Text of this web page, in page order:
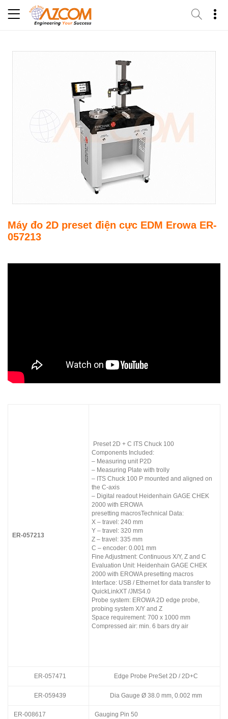
Máy đo 2D preset điện cực EDM Erowa ER-
057213
ER-057213
Preset 2D + C ITS Chuck 100
Components Included:
– Measuring unit P2D
– Measuring Plate with trolly
– ITS Chuck 100 P mounted and aligned on
the C-axis
– Digital readout Heidenhain GAGE CHEK
2000 with EROWA
presetting macrosTechnical Data:
X – travel: 240 mm
Y – travel: 320 mm
Z – travel: 335 mm
C – encoder: 0.001 mm
Fine Adjustment: Continuous X/Y, Z and C
Evaluation Unit: Heidenhain GAGE CHEK
2000 with EROWA presetting macros
Interface: USB / Ethernet for data transfer to
QuickLinkXT /JMS4.0
Probe system: EROWA 2D edge probe,
probing system X/Y and Z
Space requirement: 700 x 1000 mm
Compressed air: min. 6 bars dry air
ER-057471 Edge Probe PreSet 2D / 2D+C
ER-059439 Dia Gauge Ø 38.0 mm, 0.002 mm
ER-008617 Gauging Pin 50